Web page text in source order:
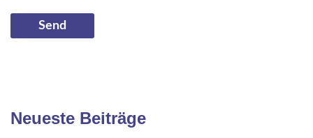
Neueste Beiträge